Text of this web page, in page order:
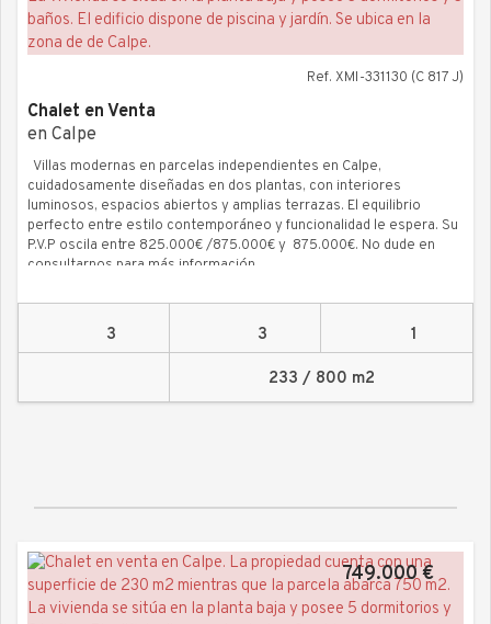
vistas al mar y lindando con la microreserva vegetal de Mascarat,
garantía de que no se construirá en dicha zona.
Ref. XMI-331130 (C 817 J)
Chalet en Venta
en Calpe
Villas modernas en parcelas independientes en Calpe,
cuidadosamente diseñadas en dos plantas, con interiores
luminosos, espacios abiertos y amplias terrazas. El equilibrio
perfecto entre estilo contemporáneo y funcionalidad le espera. Su
P.V.P oscila entre 825.000€ /875.000€ y 875.000€. No dude en
consultarnos para más información.
3 3 1
233 / 800 m2
749.000 €